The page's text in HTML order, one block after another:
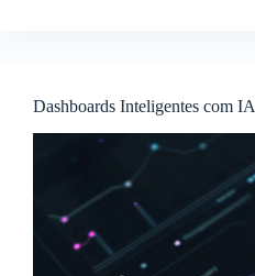
Dashboards Inteligentes com IA